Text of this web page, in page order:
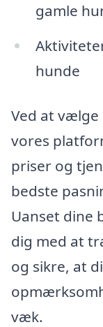
gamle
hunde
Ved at
vores
priser og
bedste
Uanset dine
dig med at
og sikre, at
væk.